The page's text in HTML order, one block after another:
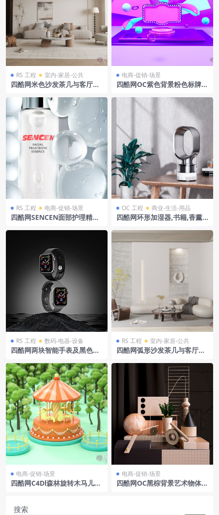
RS 工程 室内-家居-公共
四酷网米色沙发茶几与客厅吊
电商-促销-场景
四酷网OC紫色背景粉色标牌彩
RS 工程 电商-促销-场景
四酷网SENCEN面部护理精华
OC 工程 商业-生活-用品
四酷网环形加湿器,书籍,香薰
RS 工程 数码-电器-设备
四酷网两块智能手表及黑色岩
RS 工程 室内-家居-公共
四酷网弧形沙发茶几与客厅单
电商-促销-场景
四酷网C4Dl森林旋转木马儿童
电商-促销-场景
四酷网OC黑棕背景艺术物体金
搜索